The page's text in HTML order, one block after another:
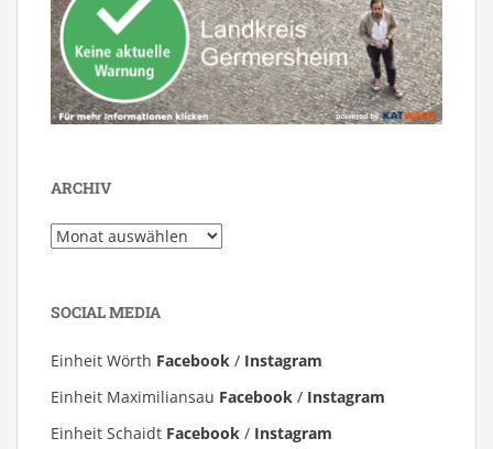
ARCHIV
Archiv
SOCIAL MEDIA
Einheit Wörth Facebook / Instagram
Einheit Maximiliansau Facebook / Instagram
Einheit Schaidt Facebook / Instagram